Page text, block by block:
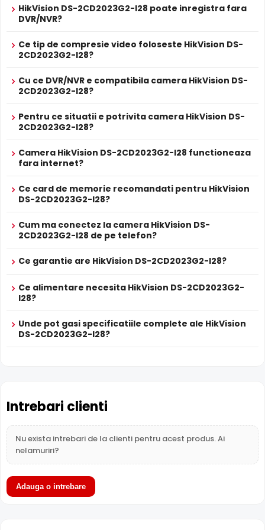
zilei, pentru a evita defectele de culoare, iar pe timpul
noptii acesta este retras pentru a permite luminii IR sa
Infrarosu Inteligent (Smart IR)
Infrarosu Inteligent(Smart IR), ce regleaza automat
intensitatea iluminatorului in infrarosu in functie de
distanta obiectului, eliminand riscul de suprasaturare a
imaginii la distante mici.
True WDR
camerei HikVision DS-2CD2023G2-I28, compenseaza atat
imaginea din prim plan, cat si imaginea de fundal, in zone
intreaga scena.
PROSPECT PRODUCATOR
Prospect
* Specificatiile tehnice ale produsului HikVision DS-2CD2023G2-I28 au
HikVision DS-2CD2023G2-I28 poate inregistra fara
DVR/NVR?
Ce tip de compresie video foloseste HikVision DS-
2CD2023G2-I28?
Cu ce DVR/NVR e compatibila camera HikVision DS-
2CD2023G2-I28?
Pentru ce situatii e potrivita camera HikVision DS-
2CD2023G2-I28?
Camera HikVision DS-2CD2023G2-I28 functioneaza
fara internet?
Ce card de memorie recomandati pentru HikVision
DS-2CD2023G2-I28?
Cum ma conectez la camera HikVision DS-
2CD2023G2-I28 de pe telefon?
Ce garantie are HikVision DS-2CD2023G2-I28?
Ce alimentare necesita HikVision DS-2CD2023G2-
I28?
Unde pot gasi specificatiile complete ale HikVision
DS-2CD2023G2-I28?
Intrebari clienti
Nu exista intrebari de la clienti pentru acest produs. Ai
nelamuriri?
Adauga o intrebare